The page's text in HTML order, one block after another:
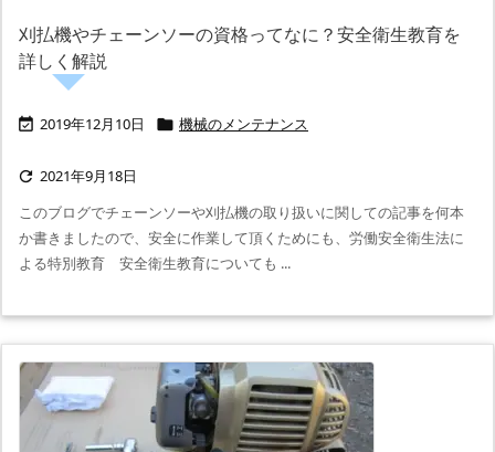
刈払機やチェーンソーの資格ってなに？安全衛生教育を
詳しく解説
 2019年12月10日  機械のメンテナンス
 2021年9月18日
このブログでチェーンソーや刈払機の取り扱いに関しての記事を何本
か書きましたので、安全に作業して頂くためにも、労働安全衛生法に
よる特別教育 安全衛生教育についても ...